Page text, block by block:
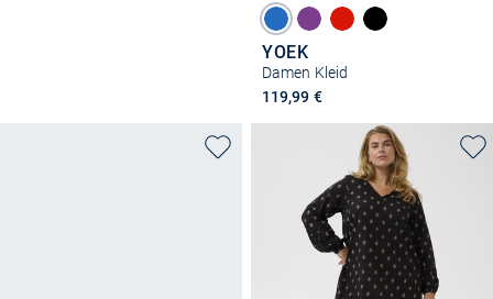
YOEK
Damen Kleid
119,99 €